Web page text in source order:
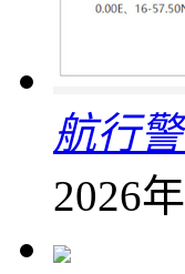
航行
2026